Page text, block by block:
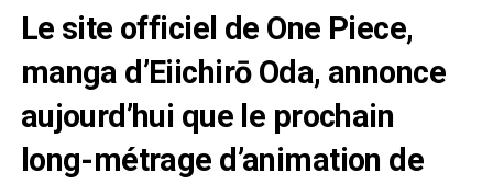
Le site officiel de One Piece,
manga d’Eiichirō Oda, annonce
aujourd’hui que le prochain
long-métrage d’animation de